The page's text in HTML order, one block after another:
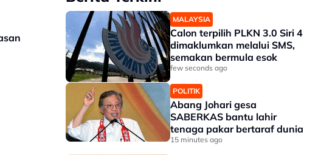
MALAYSIA
Calon terpilih PLKN 3.0 Siri 4
dimaklumkan melalui SMS,
semakan bermula esok
few seconds ago
POLITIK
Abang Johari gesa
SABERKAS bantu lahir
tenaga pakar bertaraf dunia
15 minutes ago